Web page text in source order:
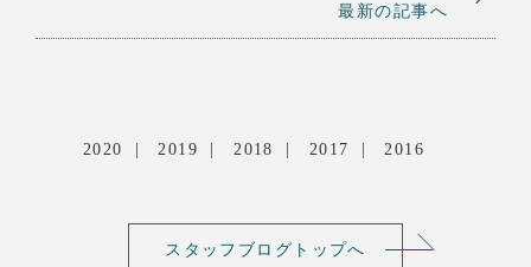
最新の記事へ
2020 2019 2018 2017 2016
スタッフブログトップへ